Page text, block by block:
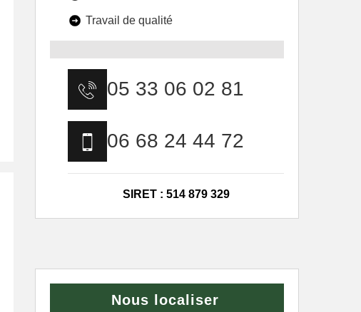
Travail de qualité
05 33 06 02 81
06 68 24 44 72
SIRET : 514 879 329
Nous localiser